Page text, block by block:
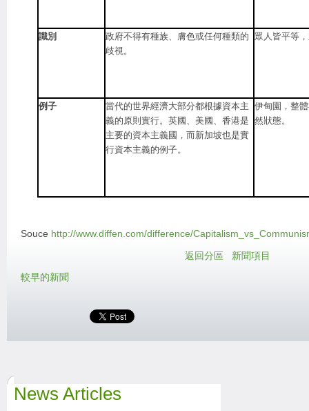
識別
政府不得有種族、膚色或任何種類的
歧視。
眾人皆平等
例子
當代的世界經濟大部分都根據資本主
義的原則實行。英國、美國、香港是
主要的資本主義國，而新加坡也是實
行資本主義的例子。
伊甸園，整
然狀態。
Souce http://www.diffen.com/difference/
返回分區
新聞項目
較早的新聞
News Articles